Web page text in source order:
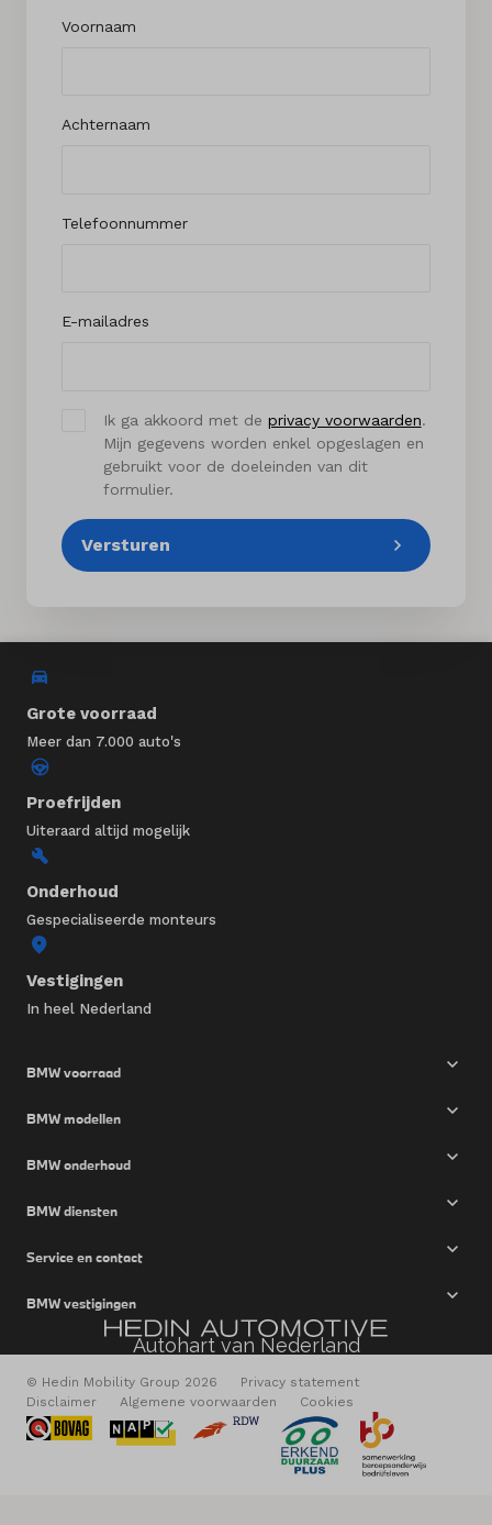
Voornaam
Achternaam
Telefoonnummer
E-mailadres
Ik ga akkoord met de privacy voorwaarden.
Mijn gegevens worden enkel opgeslagen en
gebruikt voor de doeleinden van dit
formulier.
Versturen
Grote voorraad
Meer dan 7.000 auto's
Proefrijden
Uiteraard altijd mogelijk
Onderhoud
Gespecialiseerde monteurs
Vestigingen
In heel Nederland
BMW voorraad
BMW modellen
BMW onderhoud
BMW diensten
Service en contact
BMW vestigingen
Autohart van Nederland
© Hedin Mobility Group 2026
Privacy statement
Disclaimer
Algemene voorwaarden Cookies